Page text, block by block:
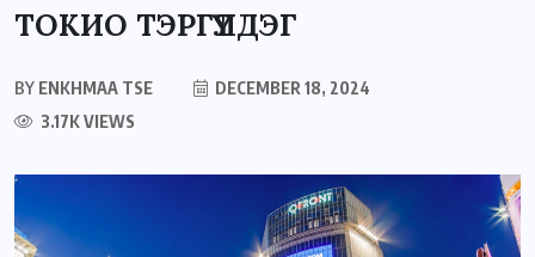
ТОКИО ТЭРГҮҮЛДЭГ
BY ENKHMAA TSE
DECEMBER 18, 2024
3.17K VIEWS